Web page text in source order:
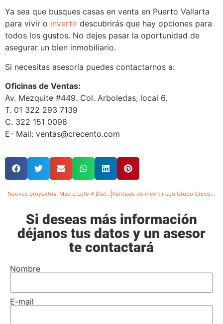
Ya sea que busques casas en venta en Puerto Vallarta
para vivir o invertir descubrirás que hay opciones para
todos los gustos. No dejes pasar la oportunidad de
asegurar un bien inmobiliario.
Si necesitas asesoría puedes contactarnos a:
Oficinas de Ventas:
Av. Mezquite #449. Col. Arboledas, local 6.
T. 01 322 293 7139
C. 322 151 0098
E- Mail: ventas@crecento.com
Nuevos proyectos: Macro Lote 4 Distrito Natura Ventajas de invertir con Grupo Crecento
Si deseas más información
déjanos tus datos y un asesor
te contactará
Nombre
E-mail